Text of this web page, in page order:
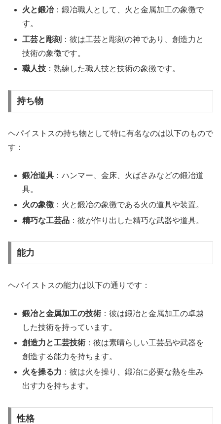
火と鍛冶：鍛冶職人として、火と金属加工の象徴で
す。
工芸と彫刻 ：彼は工芸と彫刻の神であり、創造力と
技術の象徴です。
職人技 ：熟練した職人技と技術の象徴です。
持ち物
ヘパイストスの持ち物として特に有名なのは以下のもので
す：
鍛冶道具 ：ハンマー、金床、火ばさみなどの鍛冶道
具。
火の象徴 ：火と鍛冶の象徴である火の道具や装置。
精巧な工芸品 ：彼が作り出した精巧な武器や道具。
能力
ヘパイストスの能力は以下の通りです：
鍛冶と金属加工の技術 ：彼は鍛冶と金属加工の卓越
した技術を持っています。
創造力と工芸技術 ：彼は素晴らしい工芸品や武器を
創造する能力を持ちます。
火を操る力 ：彼は火を操り、鍛冶に必要な熱を生み
出す力を持ちます。
性格